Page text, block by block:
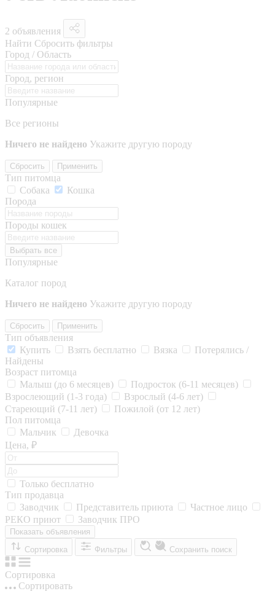
2 объявления
Найти Сбросить фильтры
Город / Область
Город, регион
Популярные
Все регионы
Ничего не найдено Укажите другую породу
Сбросить Применить
Тип питомца
Собака
Кошка
Порода
Породы кошек
Выбрать все
Популярные
Каталог пород
Ничего не найдено Укажите другую породу
Сбросить Применить
Тип объявления
Купить
Взять бесплатно Вязка
Потерялись /
Найдены
Возраст питомца
Малыш (до 6 месяцев)
Подросток (6-11 месяцев)
Взрослеющий (1-3 года)
Взрослый (4-6 лет)
Стареющий (7-11 лет)
Пожилой (от 12 лет)
Пол питомца
Мальчик
Девочка
Цена, ₽
Только бесплатно
Тип продавца
Заводчик
Представитель приюта
Частное лицо
РЕКО приют
Заводчик ПРО
Показать объявления
Сортировка
Фильтры Сохранить поиск
Сортировка
Сортировать